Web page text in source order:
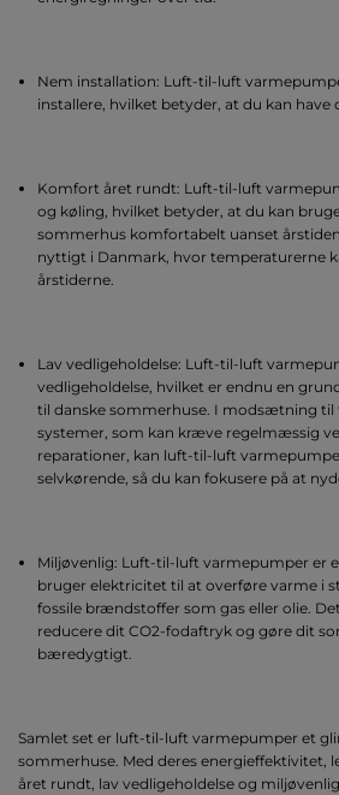
Nem installation: Luft-til-luft
installere, hvilket betyder, at du kan have
Komfort året rundt: Luft-til-luft
og køling, hvilket betyder, at du kan
sommerhus komfortabelt uanset
nyttigt i Danmark, hvor temperaturerne
årstiderne.
Lav vedligeholdelse: Luft-til-luft
vedligeholdelse, hvilket er endnu en
til danske sommerhuse. I modsætning til
systemer, som kan kræve regelmæssig
reparationer, kan luft-til-luft
selvkørende, så du kan fokusere på at
Miljøvenlig: Luft-til-luft varmepumper er
bruger elektricitet til at overføre varme i
fossile brændstoffer som gas eller olie.
reducere dit CO2-fodaftryk og gøre dit
bæredygtigt.
Samlet set er luft-til-luft varmepumper et
sommerhuse. Med deres energieffektivitet,
året rundt, lav vedligeholdelse og